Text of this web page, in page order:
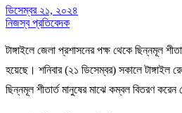
ডিসেম্বর ২১, ২০২৪
নিজস্ব প্রতিবেদক
টাঙ্গাইলে জেলা প্রশাসনের পক্ষ থেকে ছিন্নমূল
হয়েছে। শনিবার (২১ ডিসেম্বর) সকালে টাঙ্গাইল
ছিন্নমূল শীতার্ত মানুষের মাঝে কম্বল বিতরণ